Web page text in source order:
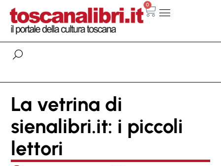
0
La vetrina di
sienalibri.it: i piccoli
lettori